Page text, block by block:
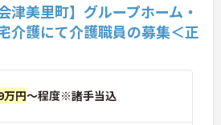
津美里町】グループホーム・
介護にて介護職員の募集＜正
万円～程度※諸手当込